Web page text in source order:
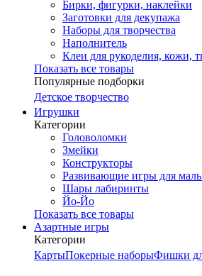
Бирки, фигурки, наклейки
Заготовки для декупажа
Наборы для творчества
Наполнитель
Клеи для рукоделия, кожи,
Показать все товары
Популярные подборки
Детское творчество
Игрушки
Категории
Головоломки
Змейки
Конструкторы
Развивающие игры для
Шары лабиринты
Йо-Йо
Показать все товары
Азартные игры
Категории
КартыПокерные наборыФишки